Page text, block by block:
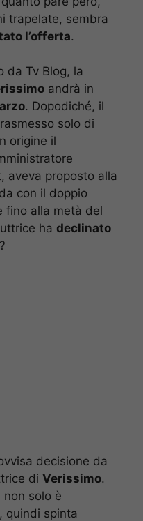
trapelate, sembra
l’offerta.
da Tv Blog, la
andrà in
. Dopodiché, il
solo di
origine il
aveva proposto alla
con il doppio
fino alla metà del
ha declinato
decisione da
di Verissimo.
non solo è
quindi spinta